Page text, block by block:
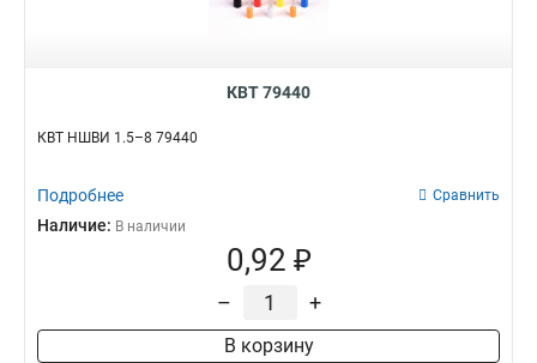
КВТ 79440
КВТ НШВИ 1.5–8 79440
Подробнее Сравнить
Наличие: В наличии
0,92 ₽
– +
В корзину